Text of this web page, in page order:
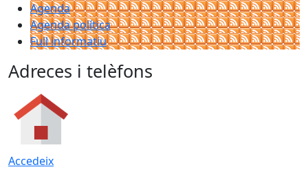
Agenda
Agenda política
Full informatiu
Adreces i telèfons
Accedeix